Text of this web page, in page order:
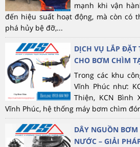
mạnh khi vận
đến hiệu suất hoạt động, mà còn có
phá hủy bệ đỡ,...
DỊCH VỤ LẮP ĐẶT
CHO BƠM CHÌM
Trong các khu
Vĩnh Phúc như:
Thiện, KCN Bình
Vĩnh Phúc, hệ thống máy bơm chìm
DÂY NGUỒN
NƯỚC – GIẢI